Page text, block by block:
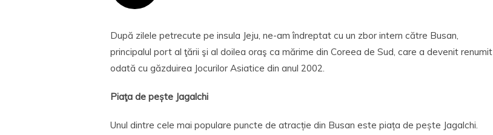
După zilele petrecute pe insula Jeju, ne-am îndreptat cu un zbor intern către Busan,
principalul port al ţării şi al doilea oraş ca mărime din Coreea de Sud, care a devenit renumit
odată cu găzduirea Jocurilor Asiatice din anul 2002.
Piaţa de pește Jagalchi
Unul dintre cele mai populare puncte de atracție din Busan este piața de pește Jagalchi.